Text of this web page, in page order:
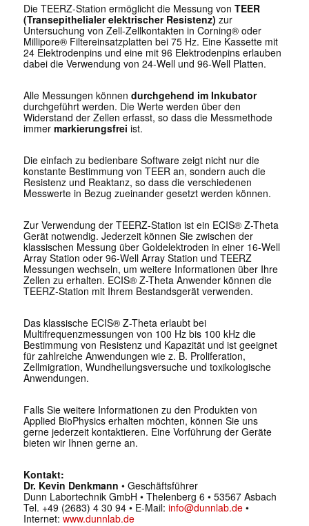
Die TEERZ-Station ermöglicht die Messung von TEER
(Transepithelialer elektrischer Resistenz) zur
Untersuchung von Zell-Zellkontakten in Corning® oder
Millipore® Filtereinsatzplatten bei 75 Hz. Eine Kassette mit
24 Elektrodenpins und eine mit 96 Elektrodenpins erlauben
dabei die Verwendung von 24-Well und 96-Well Platten.
Alle Messungen können durchgehend im Inkubator
durchgeführt werden. Die Werte werden über den
Widerstand der Zellen erfasst, so dass die Messmethode
immer markierungsfrei ist.
Die einfach zu bedienbare Software zeigt nicht nur die
konstante Bestimmung von TEER an, sondern auch die
Resistenz und Reaktanz, so dass die verschiedenen
Messwerte in Bezug zueinander gesetzt werden können.
Zur Verwendung der TEERZ-Station ist ein ECIS® Z-Theta
Gerät notwendig. Jederzeit können Sie zwischen der
klassischen Messung über Goldelektroden in einer 16-Well
Array Station oder 96-Well Array Station und TEERZ
Messungen wechseln, um weitere Informationen über Ihre
Zellen zu erhalten. ECIS® Z-Theta Anwender können die
TEERZ-Station mit Ihrem Bestandsgerät verwenden.
Das klassische ECIS® Z-Theta erlaubt bei
Multifrequenzmessungen von 100 Hz bis 100 kHz die
Bestimmung von Resistenz und Kapazität und ist geeignet
für zahlreiche Anwendungen wie z. B. Proliferation,
Zellmigration, Wundheilungsversuche und toxikologische
Anwendungen.
Falls Sie weitere Informationen zu den Produkten von
Applied BioPhysics erhalten möchten, können Sie uns
gerne jederzeit kontaktieren. Eine Vorführung der Geräte
bieten wir Ihnen gerne an.
Kontakt:
Dr. Kevin Denkmann • Geschäftsführer
Dunn Labortechnik GmbH • Thelenberg 6 • 53567 Asbach
Tel. +49 (2683) 4 30 94 • E-Mail: info@dunnlab.de•
Internet: www.dunnlab.de